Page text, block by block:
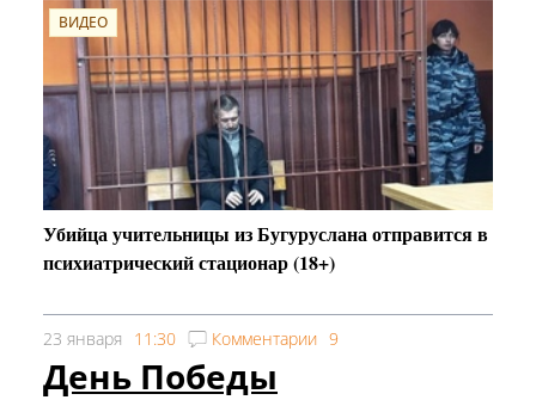
ВИДЕО
Убийца учительницы из Бугуруслана отправится в
психиатрический стационар (18+)
23 января 11:30 Комментарии 9
День Победы